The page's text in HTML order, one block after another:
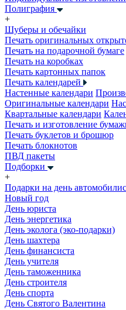
Полиграфия
+
Шуберы и обечайки
Печать оригинальных
Печать на подарочной бумаге
Печать на коробках
Печать картонных папок
Печать календарей
Настенные календари
Оригинальные календари
Квартальные календари
Печать и изготовление
Печать буклетов и брошюр
Печать блокнотов
ПВД пакеты
Подборки
+
Подарки на день
Новый год
День юриста
День энергетика
День эколога (эко-подарки)
День шахтера
День финансиста
День учителя
День таможенника
День строителя
День спорта
День Святого Валентина